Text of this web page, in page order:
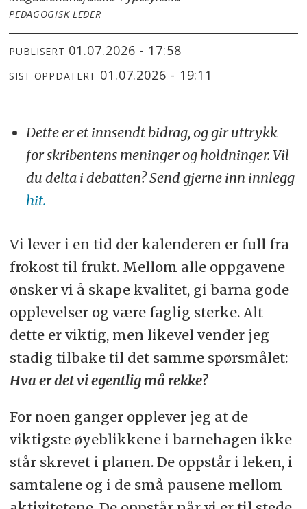
PEDAGOGISK LEDER
PUBLISERT 01.07.2026 - 17:58
SIST OPPDATERT 01.07.2026 - 19:11
Dette er et innsendt bidrag, og gir uttrykk
for skribentens meninger og holdninger. Vil
du delta i debatten? Send gjerne inn innlegg
hit.
Vi lever i en tid der kalenderen er full fra
frokost til frukt. Mellom alle oppgavene
ønsker vi å skape kvalitet, gi barna gode
opplevelser og være faglig sterke. Alt
dette er viktig, men likevel vender jeg
stadig tilbake til det samme spørsmålet:
Hva er det vi egentlig må rekke?
For noen ganger opplever jeg at de
viktigste øyeblikkene i barnehagen ikke
står skrevet i planen. De oppstår i leken, i
samtalene og i de små pausene mellom